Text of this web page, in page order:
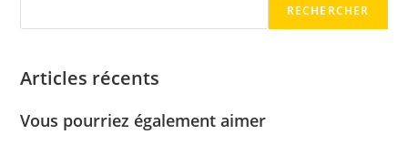
RECHERCHER
Articles récents
Vous pourriez également aimer